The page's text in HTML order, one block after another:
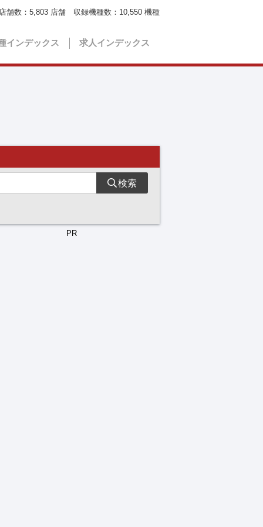
インデックス 求人インデックス
舗数： 5,803 店舗 収録機種数： 10,550 機種
検索
PR